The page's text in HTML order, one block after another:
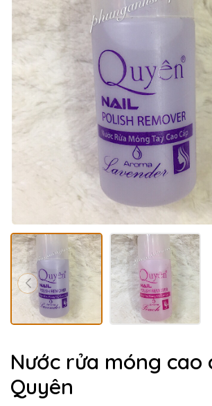
Nước rửa móng cao
Quyên